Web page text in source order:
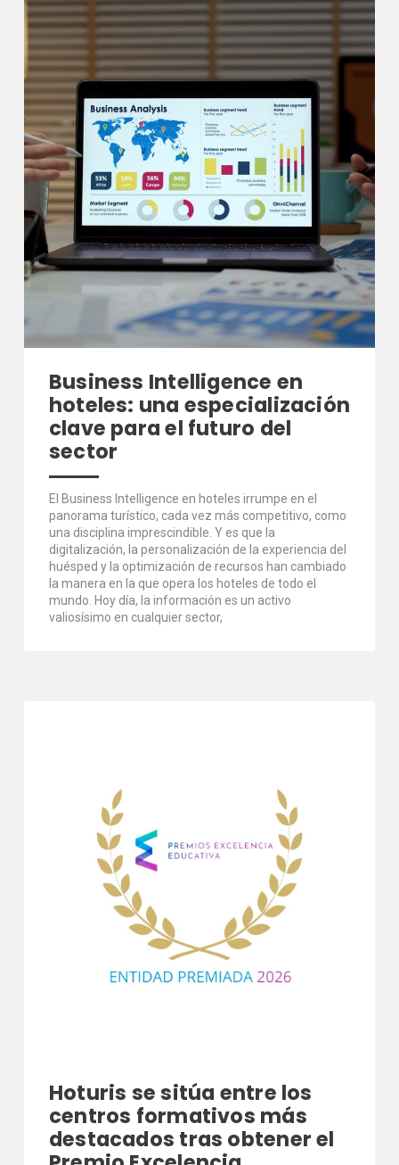
Business Intelligence en
hoteles: una especialización
clave para el futuro del
sector
El Business Intelligence en hoteles irrumpe en el
panorama turístico, cada vez más competitivo, como
una disciplina imprescindible. Y es que la
digitalización, la personalización de la experiencia del
huésped y la optimización de recursos han cambiado
la manera en la que opera los hoteles de todo el
mundo. Hoy día, la información es un activo
valiosísimo en cualquier sector,
Hoturis se sitúa entre los
centros formativos más
destacados tras obtener el